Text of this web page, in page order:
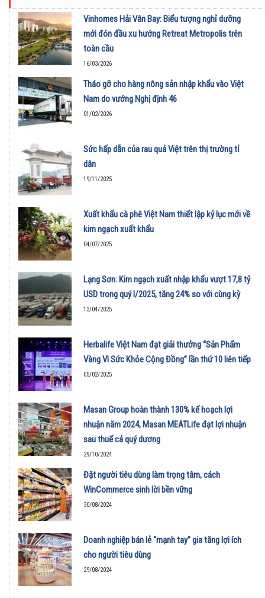
Vinhomes Hải Vân Bay: Biểu tượng nghỉ dưỡng
mới đón đầu xu hướng Retreat Metropolis trên
toàn cầu
16/03/2026
Tháo gỡ cho hàng nông sản nhập khẩu vào Việt
Nam do vướng Nghị định 46
01/02/2026
Sức hấp dẫn của rau quả Việt trên thị trường tỉ
dân
19/11/2025
Xuất khẩu cà phê Việt Nam thiết lập kỷ lục mới về
kim ngạch xuất khẩu
04/07/2025
Lạng Sơn: Kim ngạch xuất nhập khẩu vượt 17,8 tỷ
USD trong quý I/2025, tăng 24% so với cùng kỳ
13/04/2025
Herbalife Việt Nam đạt giải thưởng “Sản Phẩm
Vàng Vì Sức Khỏe Cộng Đồng” lần thứ 10 liên tiếp
05/02/2025
Masan Group hoàn thành 130% kế hoạch lợi
nhuận năm 2024, Masan MEATLife đạt lợi nhuận
sau thuế cả quý dương
29/10/2024
Đặt người tiêu dùng làm trọng tâm, cách
WinCommerce sinh lời bền vững
30/08/2024
Doanh nghiệp bán lẻ “mạnh tay” gia tăng lợi ích
cho người tiêu dùng
29/08/2024